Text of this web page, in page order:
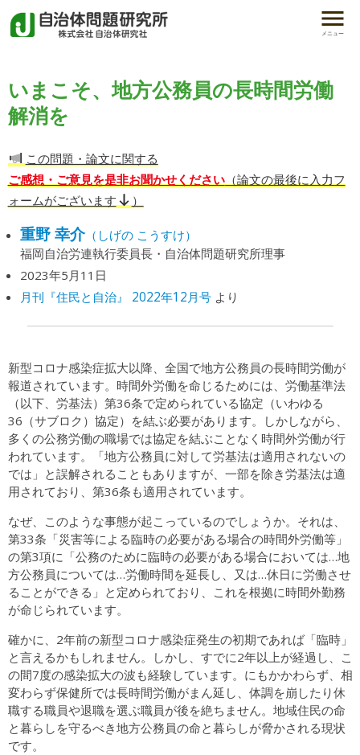
メニュー
いまこそ、地方公務員の長時間労働
解消を
この問題・論文に関する
ご感想・ご意見を是非お聞かせください（論文の最後に入力フ
ォームがございます
）
重野 幸介（しげの こうすけ）
福岡自治労連執行委員長・自治体問題研究所理事
2023年5月11日
月刊『住民と自治』 2022年12月号より
新型コロナ感染症拡大以降、全国で地方公務員の長時間労働が
報道されています。時間外労働を命じるためには、労働基準法
（以下、労基法）第36条で定められている協定（いわゆる
36（サブロク）協定）を結ぶ必要があります。しかしながら、
多くの公務労働の職場では協定を結ぶことなく時間外労働が行
われています。「地方公務員に対して労基法は適用されないの
では」と誤解されることもありますが、一部を除き労基法は適
用されており、第36条も適用されています。
なぜ、このような事態が起こっているのでしょうか。それは、
第33条「災害等による臨時の必要がある場合の時間外労働等」
の第3項に「公務のために臨時の必要がある場合においては…地
方公務員については…労働時間を延長し、又は…休日に労働させ
ることができる」と定められており、これを根拠に時間外勤務
が命じられています。
確かに、2年前の新型コロナ感染症発生の初期であれば「臨時」
と言えるかもしれません。しかし、すでに2年以上が経過し、こ
の間7度の感染拡大の波も経験しています。にもかかわらず、相
変わらず保健所では長時間労働がまん延し、体調を崩したり休
職する職員や退職を選ぶ職員が後を絶ちません。地域住民の命
と暮らしを守るべき地方公務員の命と暮らしが脅かされる現状
です。